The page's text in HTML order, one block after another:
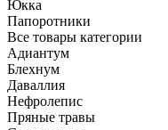
Юкка
Папоротники
Все товары категории
Адиантум
Блехнум
Даваллия
Нефролепис
Пряные травы